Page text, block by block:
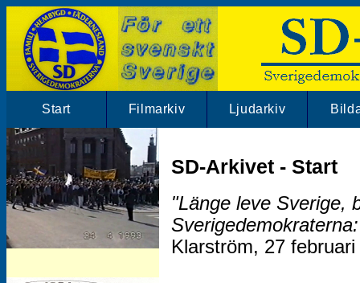
Start Filmarkiv Ljudarkiv
SD-Arkivet - Start
"Länge leve Sverige,
Klarström, 27